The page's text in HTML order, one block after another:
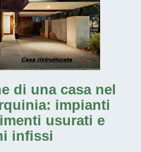
di una casa nel
: impianti
usurati e
infissi